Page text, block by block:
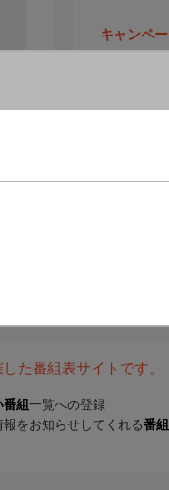
キャンペ
た番組表サイトです。
番組 一覧への登録
をお知らせしてくれる番